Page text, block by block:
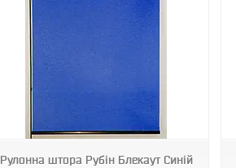
Рулонна штора Рубін Блекаут Синій